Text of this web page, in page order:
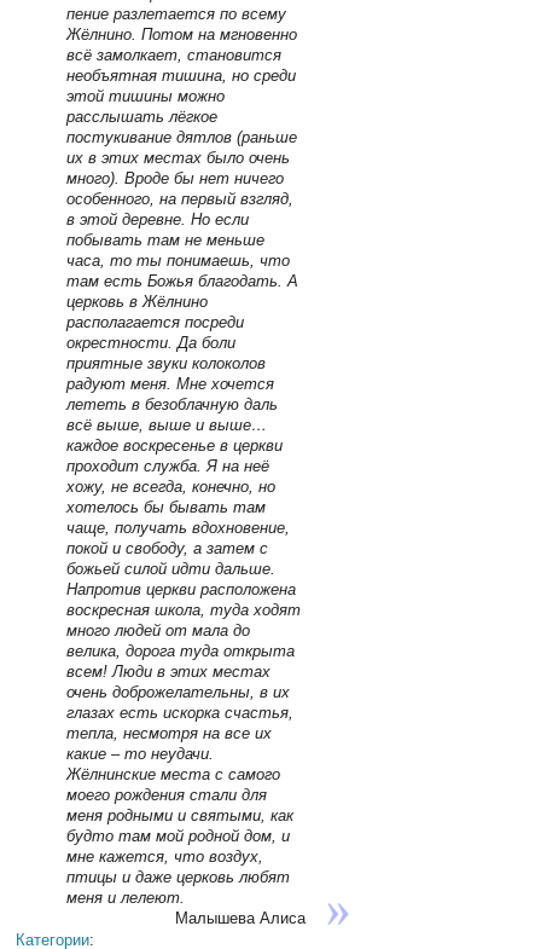
пение разлетается по всему
Жёлнино. Потом на мгновенно
всё замолкает, становится
необъятная тишина, но среди
этой тишины можно
расслышать лёгкое
постукивание дятлов (раньше
их в этих местах было очень
много). Вроде бы нет ничего
особенного, на первый взгляд,
в этой деревне. Но если
побывать там не меньше
часа, то ты понимаешь, что
там есть Божья благодать. А
церковь в Жёлнино
располагается посреди
окрестности. Да боли
приятные звуки колоколов
радуют меня. Мне хочется
лететь в безоблачную даль
всё выше, выше и выше…
каждое воскресенье в церкви
проходит служба. Я на неё
хожу, не всегда, конечно, но
хотелось бы бывать там
чаще, получать вдохновение,
покой и свободу, а затем с
божьей силой идти дальше.
Напротив церкви расположена
воскресная школа, туда ходят
много людей от мала до
велика, дорога туда открыта
всем! Люди в этих местах
очень доброжелательны, в их
глазах есть искорка счастья,
тепла, несмотря на все их
какие – то неудачи.
Жёлнинские места с самого
моего рождения стали для
меня родными и святыми, как
будто там мой родной дом, и
мне кажется, что воздух,
птицы и даже церковь любят
меня и лелеют.
Малышева Алиса
Категории: